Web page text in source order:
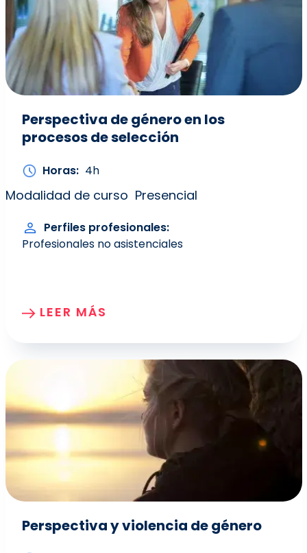
Perspectiva de género en los
procesos de selección
Horas 4h
Modalidad de curso Presencial
Perfiles profesionales
Profesionales no asistenciales
LEER MÁS
Perspectiva y violencia de género